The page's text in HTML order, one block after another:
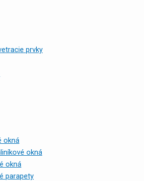
prvky
okná
okná
okná
parapety